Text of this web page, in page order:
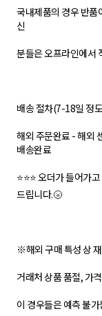
국내제품의 경우 반품
신
분들은 오프라인에서
배송 절차(7-18일 정
해외 주문완료 - 해외
배송완료
⭐⭐⭐ 오더가 들어가
드립니다.🌝
※해외 구매 특성 상
거래처 상품 품절, 가
이 경우들은 예측 불